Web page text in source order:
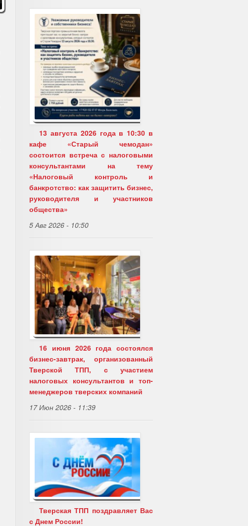
13 августа 2026 года в 10:30 в
кафе «Старый чемодан»
состоится встреча с налоговыми
консультантами на тему
«Налоговый контроль и
банкротство: как защитить бизнес,
руководителя и участников
общества»
5 Авг 2026 - 10:50
16 июня 2026 года состоялся
бизнес-завтрак, организованный
Тверской ТПП, с участием
налоговых консультантов и топ-
менеджеров тверских компаний
17 Июн 2026 - 11:39
Тверская ТПП поздравляет Вас
с Днем России!